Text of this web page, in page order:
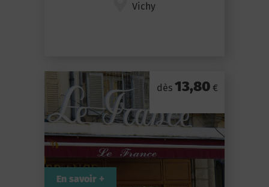
Vichy
dès 13,80€
En savoir +